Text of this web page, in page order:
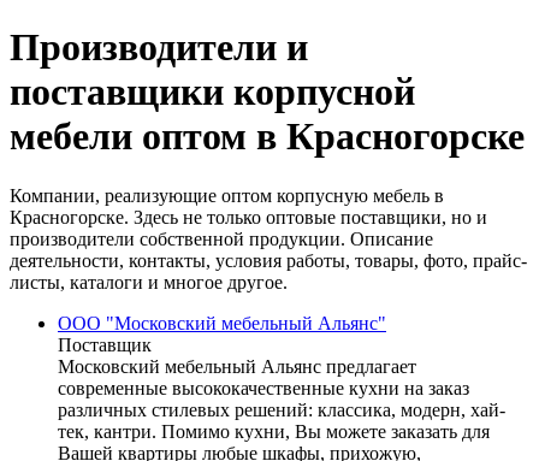
Производители и
поставщики корпусной
мебели оптом в Красногорске
Компании, реализующие оптом корпусную мебель в
Красногорске. Здесь не только оптовые поставщики, но и
производители собственной продукции. Описание
деятельности, контакты, условия работы, товары, фото, прайс-
листы, каталоги и многое другое.
ООО "Московский мебельный Альянс"
Поставщик
Московский мебельный Альянс предлагает
современные высококачественные кухни на заказ
различных стилевых решений: классика, модерн, хай-
тек, кантри. Помимо кухни, Вы можете заказать для
Вашей квартиры любые шкафы, прихожую,